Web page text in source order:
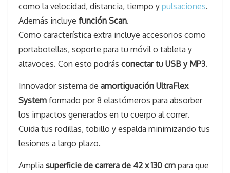
como la velocidad, distancia, tiempo y pulsaciones.
Además incluye función Scan.
Como característica extra incluye accesorios como
portabotellas, soporte para tu móvil o tableta y
altavoces. Con esto podrás conectar tu USB y MP3.
Innovador sistema de amortiguación UltraFlex
System formado por 8 elastómeros para absorber
los impactos generados en tu cuerpo al correr.
Cuida tus rodillas, tobillo y espalda minimizando tus
lesiones a largo plazo.
Amplia superficie de carrera de 42 x 130 cm para que